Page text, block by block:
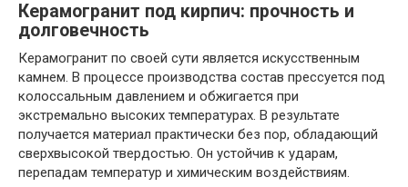
Керамогранит под кирпич: прочность и
долговечность
Керамогранит по своей сути является искусственным
камнем. В процессе производства состав прессуется под
колоссальным давлением и обжигается при
экстремально высоких температурах. В результате
получается материал практически без пор, обладающий
сверхвысокой твердостью. Он устойчив к ударам,
перепадам температур и химическим воздействиям.